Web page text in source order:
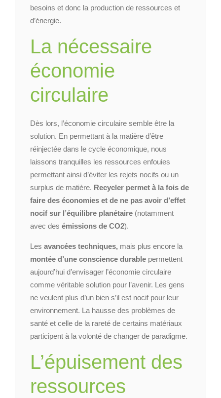
besoins et donc la production de ressources et
d’énergie.
La nécessaire
économie
circulaire
Dès lors, l’économie circulaire semble être la
solution. En permettant à la matière d’être
réinjectée dans le cycle économique, nous
laissons tranquilles les ressources enfouies
permettant ainsi d’éviter les rejets nocifs ou un
surplus de matière. Recycler permet à la fois de
faire des économies et de ne pas avoir d’effet
nocif sur l’équilibre planétaire (notamment
avec des émissions de CO2).
Les avancées techniques, mais plus encore la
montée d’une conscience durable permettent
aujourd’hui d’envisager l’économie circulaire
comme véritable solution pour l’avenir. Les gens
ne veulent plus d’un bien s’il est nocif pour leur
environnement. La hausse des problèmes de
santé et celle de la rareté de certains matériaux
participent à la volonté de changer de paradigme.
L’épuisement des
ressources